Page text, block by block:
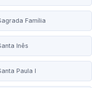
Família
Inês
Paula I